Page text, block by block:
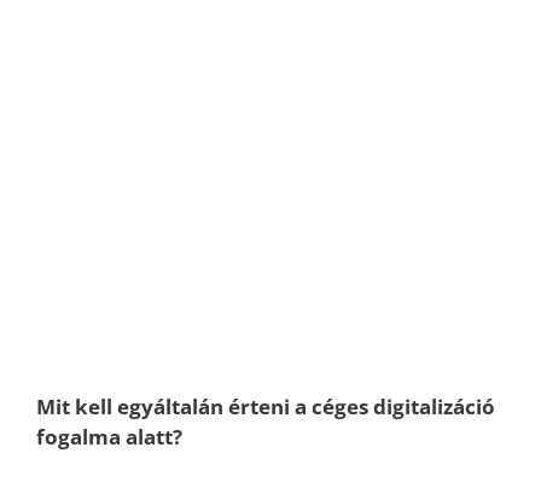
Mit kell egyáltalán érteni a céges digitalizáció
fogalma alatt?